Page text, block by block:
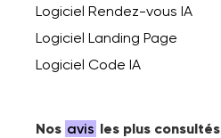
Logiciel Rendez-vous IA
Logiciel Landing Page
Logiciel Code IA
Nos avis les plus consultés